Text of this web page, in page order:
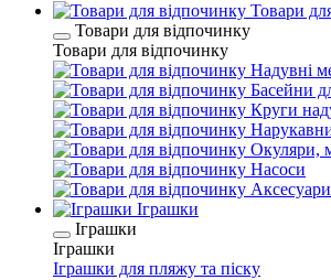
Товари
Товари для відпочинку
Товари для відпочинку
Надувні
Басейни
Круги
Окуляри,
Насоси
Аксесуари
Іграшки
Іграшки
Іграшки
Іграшки для пляжу та піску